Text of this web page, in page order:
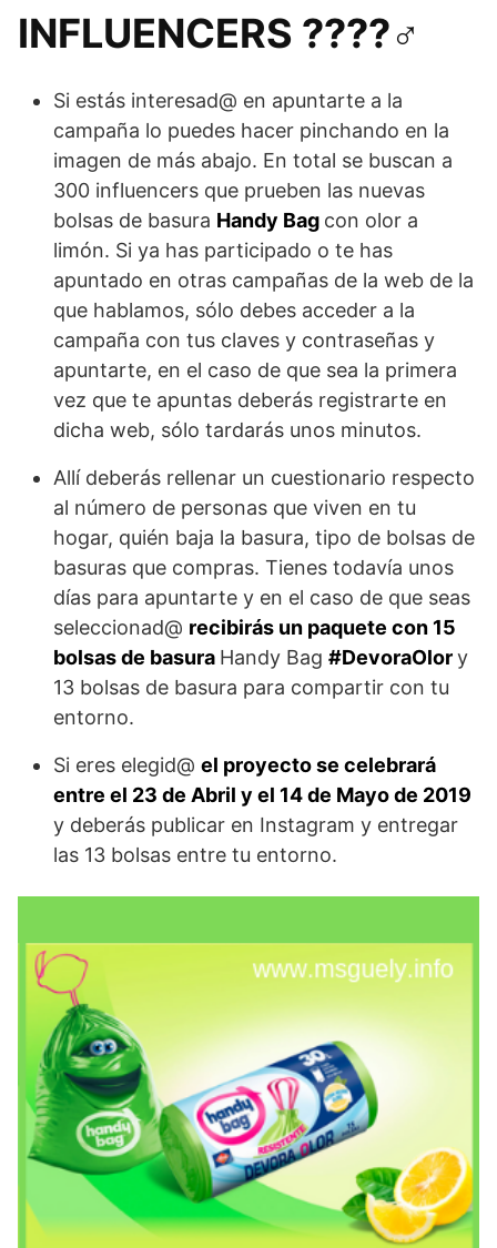
INFLUENCERS ????‍♂️
Si estás interesad@ en apuntarte a la
campaña lo puedes hacer pinchando en la
imagen de más abajo. En total se buscan a
300 influencers que prueben las nuevas
bolsas de basura Handy Bag con olor a
limón. Si ya has participado o te has
apuntado en otras campañas de la web de la
que hablamos, sólo debes acceder a la
campaña con tus claves y contraseñas y
apuntarte, en el caso de que sea la primera
vez que te apuntas deberás registrarte en
dicha web, sólo tardarás unos minutos.
Allí deberás rellenar un cuestionario respecto
al número de personas que viven en tu
hogar, quién baja la basura, tipo de bolsas de
basuras que compras. Tienes todavía unos
días para apuntarte y en el caso de que seas
seleccionad@ recibirás un paquete con 15
bolsas de basura Handy Bag #DevoraOlory
13 bolsas de basura para compartir con tu
entorno.
Si eres elegid@ el proyecto se celebrará
entre el 23 de Abril y el 14 de Mayo de 2019
y deberás publicar en Instagram y entregar
las 13 bolsas entre tu entorno.